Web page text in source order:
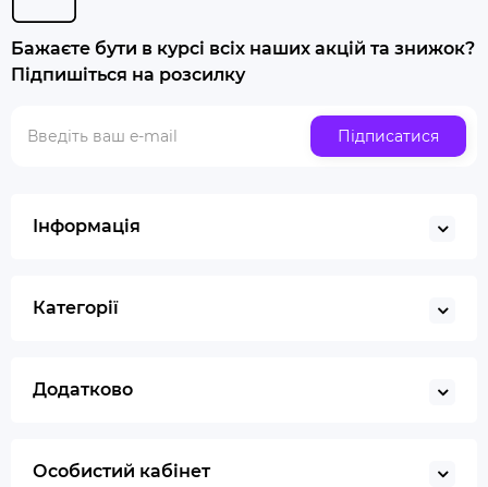
Попільничка
Купити люльку для куріння
Люлька для куріння набір
Купити ювелірні ваги
Гільйотина для сигар
Бажаєте бути в курсі всіх наших акцій та знижок?
Підпишіться на розсилку
Підписатися
Інформація
Категорії
Додатково
Особистий кабінет